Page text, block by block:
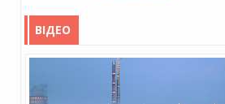
ВІДЕО